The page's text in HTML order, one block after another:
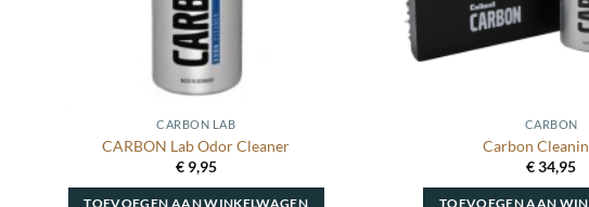
CARBON LAB
CARBON Lab Odor Cleaner
€9,95
TOEVOEGEN AAN WINKELWAGEN
CARBON
Carbon
€34,95
TOEVOEGEN AAN